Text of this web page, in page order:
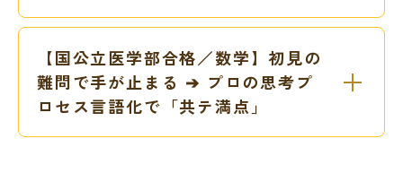
【国公立医学部合格／数学】初見の
難問で手が止まる ➔ プロの思考プ
ロセス言語化で「共テ満点」